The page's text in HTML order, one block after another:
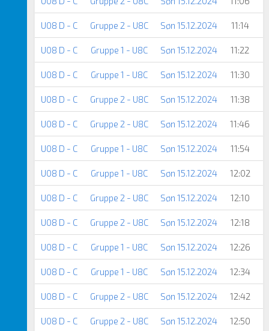
U08 D - C Gruppe 2 - U8C Søn 15.12.2024 11:14
U08 D - C Gruppe 1 - U8C Søn 15.12.2024 11:22
U08 D - C Gruppe 1 - U8C Søn 15.12.2024 11:30
U08 D - C Gruppe 2 - U8C Søn 15.12.2024 11:38
U08 D - C Gruppe 2 - U8C Søn 15.12.2024 11:46
U08 D - C Gruppe 1 - U8C Søn 15.12.2024 11:54
U08 D - C Gruppe 1 - U8C Søn 15.12.2024 12:02
U08 D - C Gruppe 2 - U8C Søn 15.12.2024 12:10
U08 D - C Gruppe 2 - U8C Søn 15.12.2024 12:18
U08 D - C Gruppe 1 - U8C Søn 15.12.2024 12:26
U08 D - C Gruppe 1 - U8C Søn 15.12.2024 12:34
U08 D - C Gruppe 2 - U8C Søn 15.12.2024 12:42
U08 D - C Gruppe 2 - U8C Søn 15.12.2024 12:50